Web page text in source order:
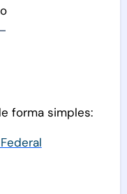
forma simples: